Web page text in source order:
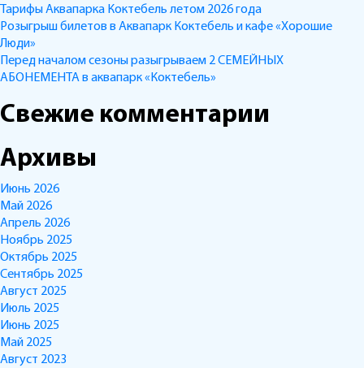
Тарифы Аквапарка Коктебель летом 2026 года
Розыгрыш билетов в Аквапарк Коктебель и кафе «Хорошие
Люди»
Перед началом сезоны разыгрываем 2 СЕМЕЙНЫХ
АБОНЕМЕНТА в аквапарк «Коктебель»
Свежие комментарии
Архивы
Июнь 2026
Май 2026
Апрель 2026
Ноябрь 2025
Октябрь 2025
Сентябрь 2025
Август 2025
Июль 2025
Июнь 2025
Май 2025
Август 2023